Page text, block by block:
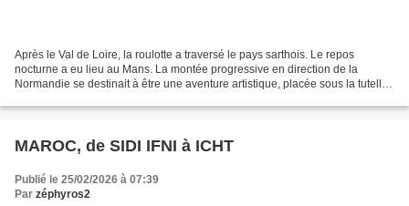
Après le Val de Loire, la roulotte a traversé le pays sarthois. Le repos
nocturne a eu lieu au Mans. La montée progressive en direction de la
Normandie se destinait à être une aventure artistique, placée sous la tutelle
MAROC, de SIDI IFNI à ICHT
Publié le 25/02/2026 à 07:39
Par zéphyros2